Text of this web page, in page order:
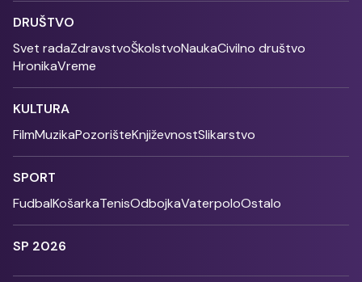
DRUŠTVO
Svet radaZdravstvoŠkolstvoNaukaCivilno društvo
HronikaVreme
KULTURA
FilmMuzikaPozorišteKnjiževnostSlikarstvo
SPORT
FudbalKošarkaTenisOdbojkaVaterpoloOstalo
SP 2026